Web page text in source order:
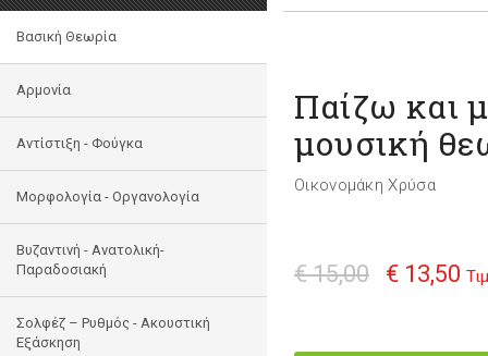
Βασική Θεωρία
Αρμονία
Αντίστιξη - Φούγκα
Μορφολογία - Οργανολογία
Bυζαντινή - Ανατολική-
Παραδοσιακή
Σολφέζ – Ρυθμός - Ακουστική
Εξάσκηση
Παίζω και
μουσική
Οικονομάκη Χρύσα
€ 15,00 € 13,50